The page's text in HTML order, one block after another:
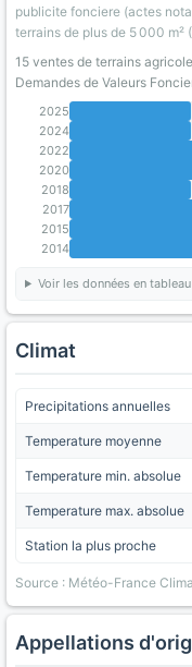
publicite fonciere (actes
terrains de plus de 5 000
15 ventes de terrains
Demandes de Valeurs
2025
2024
2022
2020
2018
2017
2015
2014
Voir les données en tableau
Climat
Precipitations annuelles
Temperature moyenne
Temperature min. absolue
Temperature max. absolue
Station la plus proche
Source : Météo-France
Appellations